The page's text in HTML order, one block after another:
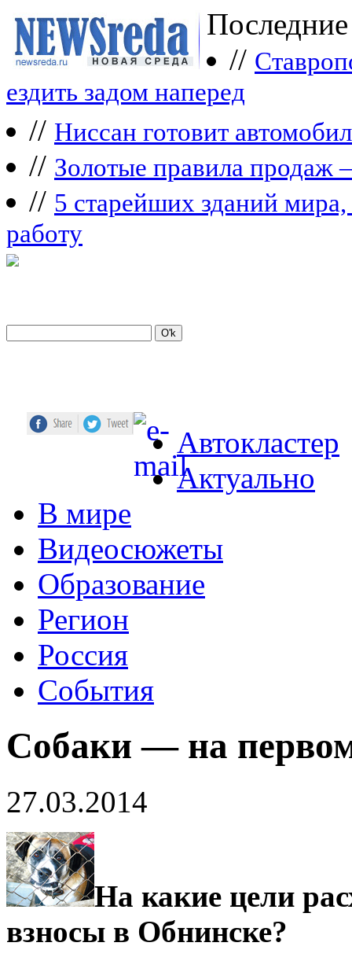
//
ездить задом наперед
// Ниссан готовит
// Зoлoтые прaвилa продаж
// 5 старейших зданий мира,
работу
Автокластер
Актуально
В мире
Видеосюжеты
Образование
Регион
Россия
События
Собаки — на
27.03.2014
На какие цели
взносы в Обнинске?